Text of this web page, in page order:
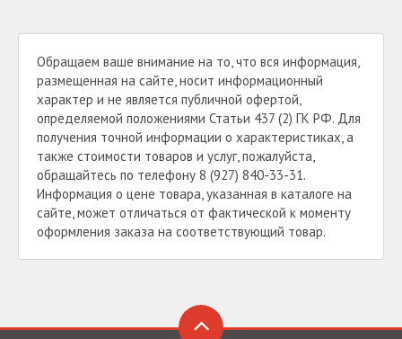
Обращаем ваше внимание на то, что вся информация,
размещенная на сайте, носит информационный
характер и не является публичной офертой,
определяемой положениями Статьи 437 (2) ГК РФ. Для
получения точной информации о характеристиках, а
также стоимости товаров и услуг, пожалуйста,
обращайтесь по телефону 8 (927) 840-33-31.
Информация о цене товара, указанная в каталоге на
сайте, может отличаться от фактической к моменту
оформления заказа на соответствующий товар.